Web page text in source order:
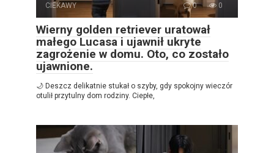
CIEKAWY 0 0
Wierny golden retriever uratował
małego Lucasa i ujawnił ukryte
zagrożenie w domu. Oto, co zostało
ujawnione.
🌙 Deszcz delikatnie stukał o szyby, gdy spokojny wieczór
otulił przytulny dom rodziny. Ciepłe,